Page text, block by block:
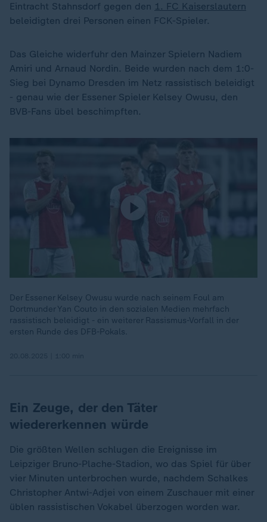
Eintracht Stahnsdorf gegen den 1. FC Kaiserslautern
beleidigten drei Personen einen FCK-Spieler.
Das Gleiche widerfuhr den Mainzer Spielern Nadiem
Amiri und Arnaud Nordin. Beide wurden nach dem 1:0-
Sieg bei Dynamo Dresden im Netz rassistisch beleidigt
- genau wie der Essener Spieler Kelsey Owusu, den
BVB-Fans übel beschimpften.
Der Essener Kelsey Owusu wurde nach seinem Foul am
Dortmunder Yan Couto in den sozialen Medien mehrfach
rassistisch beleidigt - ein weiterer Rassismus-Vorfall in der
ersten Runde des DFB-Pokals.
Ein Zeuge, der den Täter
wiedererkennen würde
Die größten Wellen schlugen die Ereignisse im
Leipziger Bruno-Plache-Stadion, wo das Spiel für über
vier Minuten unterbrochen wurde, nachdem Schalkes
Christopher Antwi-Adjei von einem Zuschauer mit einer
üblen rassistischen Vokabel überzogen worden war.